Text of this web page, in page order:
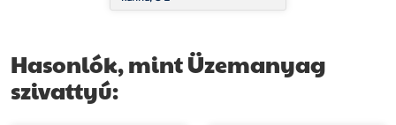
Hasonlók, mint Üzemanyag
szivattyú: